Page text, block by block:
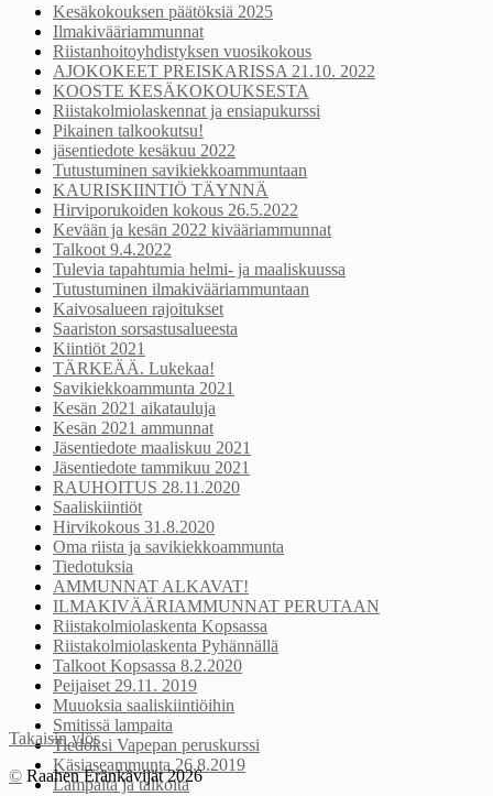
Kesäkokouksen päätöksiä 2025
Ilmakivääriammunnat
Riistanhoitoyhdistyksen vuosikokous
AJOKOKEET PREISKARISSA 21.10. 2022
KOOSTE KESÄKOKOUKSESTA
Riistakolmiolaskennat ja ensiapukurssi
Pikainen talkookutsu!
jäsentiedote kesäkuu 2022
Tutustuminen savikiekkoammuntaan
KAURISKIINTIÖ TÄYNNÄ
Hirviporukoiden kokous 26.5.2022
Kevään ja kesän 2022 kivääriammunnat
Talkoot 9.4.2022
Tulevia tapahtumia helmi- ja maaliskuussa
Tutustuminen ilmakivääriammuntaan
Kaivosalueen rajoitukset
Saariston sorsastusalueesta
Kiintiöt 2021
TÄRKEÄÄ. Lukekaa!
Savikiekkoammunta 2021
Kesän 2021 aikatauluja
Kesän 2021 ammunnat
Jäsentiedote maaliskuu 2021
Jäsentiedote tammikuu 2021
RAUHOITUS 28.11.2020
Saaliskiintiöt
Hirvikokous 31.8.2020
Oma riista ja savikiekkoammunta
Tiedotuksia
AMMUNNAT ALKAVAT!
ILMAKIVÄÄRIAMMUNNAT PERUTAAN
Riistakolmiolaskenta Kopsassa
Riistakolmiolaskenta Pyhännällä
Talkoot Kopsassa 8.2.2020
Peijaiset 29.11. 2019
Muuoksia saaliskiintiöihin
Smitissä lampaita
Tiedoksi Vapepan peruskurssi
Käsiaseammunta 26.8.2019
Lampaita ja talkoita
Takaisin ylös
© Raahen Eränkävijät 2026